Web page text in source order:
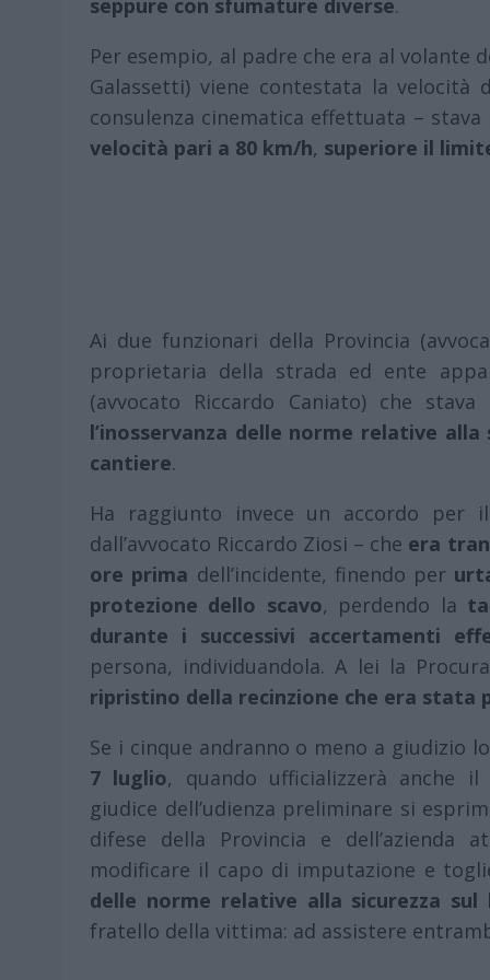
seppure con sfumature diverse.
Per esempio, al padre che era al volante
Galassetti) viene contestata la
consulenza cinematica effettuata –
velocità pari a 80 km/h, superiore il
Ai due funzionari della Provincia
proprietaria della strada ed ente
(avvocato Riccardo Caniato) che
l’inosservanza delle norme relative
cantiere.
Ha raggiunto invece un accordo per il
dall’avvocato Riccardo Ziosi – che era
ore prima dell’incidente, finendo per
protezione dello scavo, perdendo la
durante i successivi accertamenti
persona, individuandola. A lei la
ripristino della recinzione che era stata
Se i cinque andranno o meno a giudizio
7 luglio, quando ufficializzerà anche
giudice dell’udienza preliminare si
difese della Provincia e dell’azienda
modificare il capo di imputazione e
delle norme relative alla sicurezza sul
fratello della vittima: ad assistere